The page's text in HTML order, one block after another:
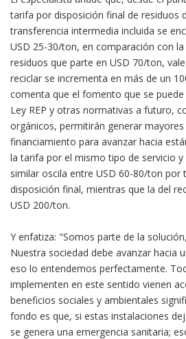
tarifa por disposición final de residuos
transferencia intermedia incluida se
USD 25-30/ton, en comparación con
residuos que parte en USD 70/ton,
reciclar se incrementa en más de un
comenta que el fomento que se
Ley REP y otras normativas a futuro,
orgánicos, permitirán generar
financiamiento para avanzar hacia
la tarifa por el mismo tipo de servicio
similar oscila entre USD 60-80/ton por
disposición final, mientras que la del
USD 200/ton.
Y enfatiza: "Somos parte de la
Nuestra sociedad debe avanzar hacia
eso lo entendemos perfectamente.
implementen en este sentido vienen
beneficios sociales y ambientales
fondo es que, si estas instalaciones
se genera una emergencia sanitaria;